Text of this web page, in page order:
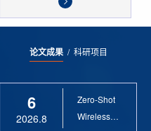
论文成果/ 科研项目
6
2026.8
Zero-Shot
Wireless